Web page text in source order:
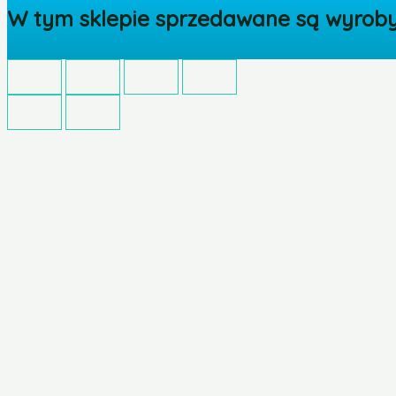
W tym sklepie sprzedawane są